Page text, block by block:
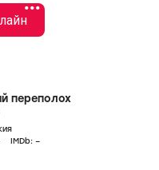
•••
переполох
IMDb: –